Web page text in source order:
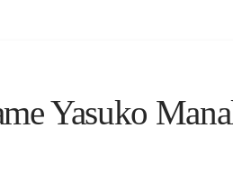
Yasuko